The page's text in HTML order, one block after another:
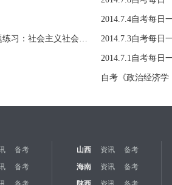
2014.7.4自考每日
自考《马克思主义基本原理概论》真题练习：社会主义社会的改革（7.4） 2014.7.3自考每日
2014.7.1自考每日
备考 山西 资讯 备考
备考 海南 资讯 备考